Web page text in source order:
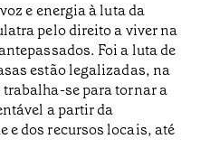
e energia à luta da
pelo direito a viver na
Foi a luta de
estão legalizadas, na
se para tornar a
a partir da
e dos recursos locais, até